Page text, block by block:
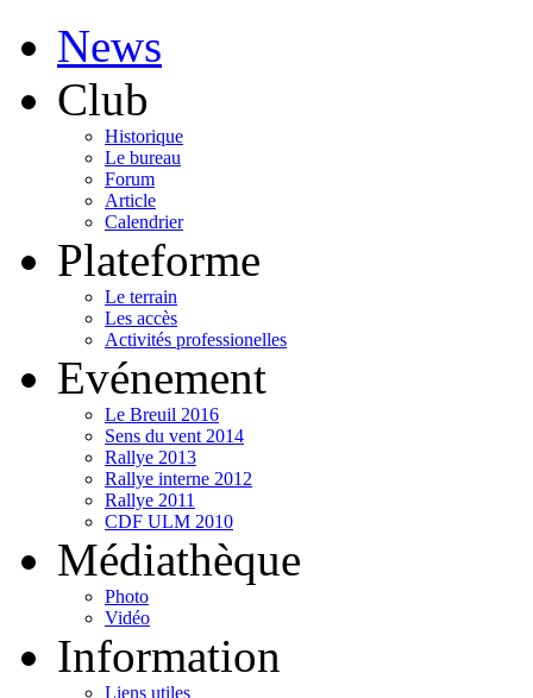
News
Club
Historique
Le bureau
Forum
Article
Calendrier
Plateforme
Le terrain
Les accès
Activités professionelles
Evénement
Le Breuil 2016
Sens du vent 2014
Rallye 2013
Rallye interne 2012
Rallye 2011
CDF ULM 2010
Médiathèque
Photo
Vidéo
Information
Liens utiles